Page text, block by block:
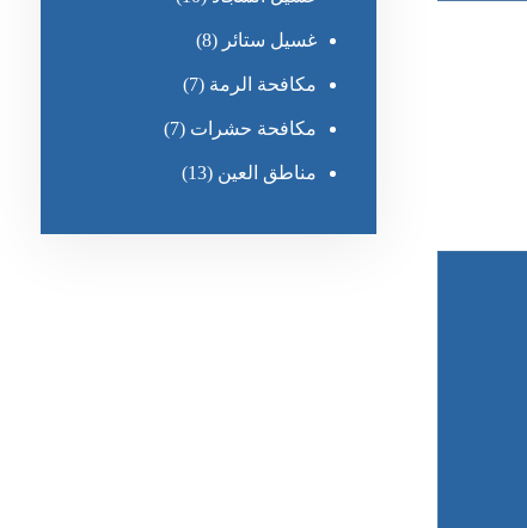
غسيل ستائر (8)
مكافحة الرمة (7)
مكافحة حشرات (7)
مناطق العين (13)